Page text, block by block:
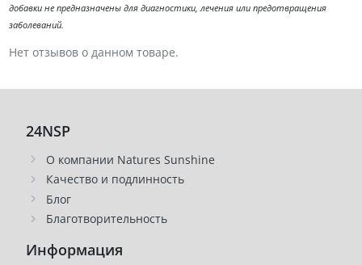
добавки не предназначены для диагностики, лечения или предотвращения
заболеваний.
Нет отзывов о данном товаре.
24NSP
О компании Natures Sunshine
Качество и подлинность
Блог
Благотворительность
Информация